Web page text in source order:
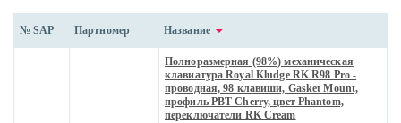
№ SAP Партномер Название
Полноразмерная (98%) механическая
клавиатура Royal Kludge RK R98 Pro -
проводная, 98 клавиши, Gasket Mount,
профиль PBT Cherry, цвет Phantom,
переключатели RK Cream